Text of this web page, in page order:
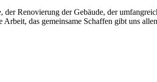
Renovierung der Gebäude, der
das gemeinsame Schaffen gibt uns